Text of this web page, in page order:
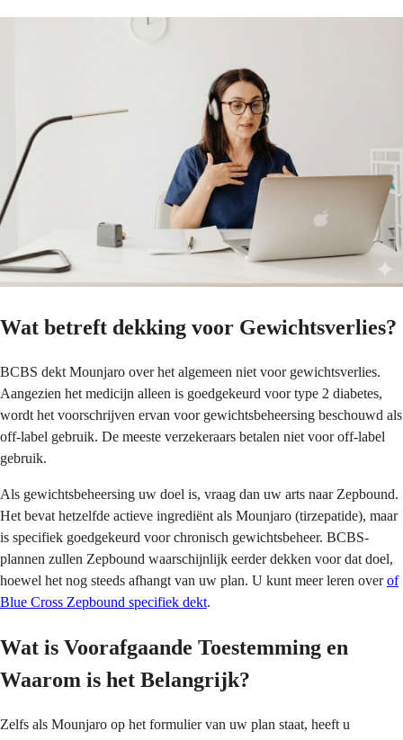
Wat betreft dekking voor Gewichtsverlies?
BCBS dekt Mounjaro over het algemeen niet voor gewichtsverlies.
Aangezien het medicijn alleen is goedgekeurd voor type 2 diabetes,
wordt het voorschrijven ervan voor gewichtsbeheersing beschouwd als
off-label gebruik. De meeste verzekeraars betalen niet voor off-label
gebruik.
Als gewichtsbeheersing uw doel is, vraag dan uw arts naar Zepbound.
Het bevat hetzelfde actieve ingrediënt als Mounjaro (tirzepatide), maar
is specifiek goedgekeurd voor chronisch gewichtsbeheer. BCBS-
plannen zullen Zepbound waarschijnlijk eerder dekken voor dat doel,
hoewel het nog steeds afhangt van uw plan. U kunt meer leren overof
Blue Cross Zepbound specifiek dekt.
Wat is Voorafgaande Toestemming en
Waarom is het Belangrijk?
Zelfs als Mounjaro op het formulier van uw plan staat, heeft u